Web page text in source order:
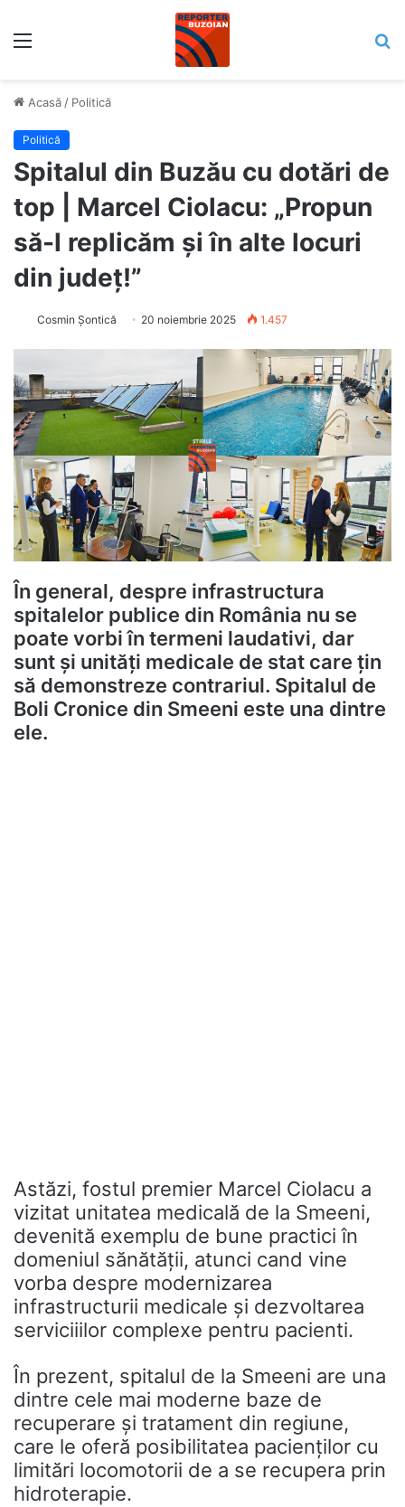
Acasă / Politică
Politică
Spitalul din Buzău cu dotări de
top | Marcel Ciolacu: „Propun
să-l replicăm și în alte locuri
din județ!”
Cosmin Șontică 20 noiembrie 2025 1.457
În general, despre infrastructura
spitalelor publice din România nu se
poate vorbi în termeni laudativi, dar
sunt și unități medicale de stat care țin
să demonstreze contrariul. Spitalul de
Boli Cronice din Smeeni este una dintre
ele.
Astăzi, fostul premier Marcel Ciolacu a
vizitat unitatea medicală de la Smeeni,
devenită exemplu de bune practici în
domeniul sănătății, atunci cand vine
vorba despre modernizarea
infrastructurii medicale şi dezvoltarea
serviciiilor complexe pentru pacienti.
În prezent, spitalul de la Smeeni are una
dintre cele mai moderne baze de
recuperare și tratament din regiune,
care le oferă posibilitatea pacienților cu
limitări locomotorii de a se recupera prin
hidroterapie.